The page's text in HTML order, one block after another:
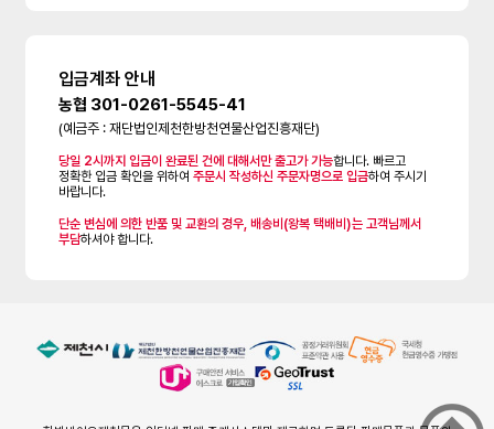
입금계좌 안내
농협 301-0261-5545-41
(예금주 : 재단법인제천한방천연물산업진흥재단)
당일 2시까지 입금이 완료된 건에 대해서만 출고가 가능합니다. 빠르고
정확한 입금 확인을 위하여주문시 작성하신 주문자명으로 입금하여 주시기
바랍니다.
단순 변심에 의한 반품 및 교환의 경우, 배송비(왕복 택배비)는 고객님께서
부담하셔야 합니다.